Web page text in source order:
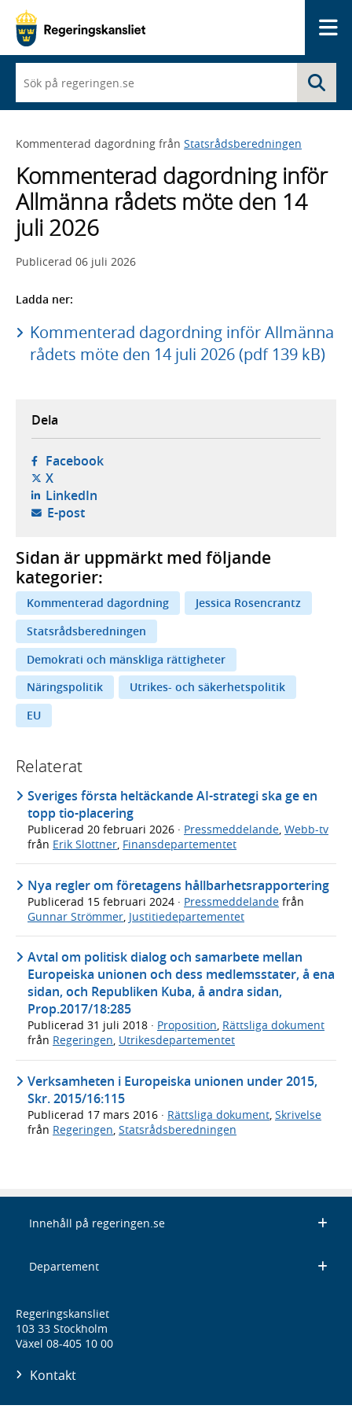
du
börjar
skriva
framträder
lista
med
sökförslag
Kommenterad dagordning från Statsrådsberedningen
Kommenterad dagordning inför
Allmänna rådets möte den 14
juli 2026
Publicerad 06 juli 2026
Ladda ner:
Kommenterad dagordning inför Allmänna
rådets möte den 14 juli 2026 (pdf 139 kB)
Dela
Facebook- öppnas i ny flik, extern webbplats,
X- öppnas i ny flik, extern webbplats,
LinkedIn- öppnas i ny flik, extern webbplats,
E-post- öppnar din e-postklient,
Sidan är uppmärkt med följande
kategorier:
Kommenterad dagordning
Jessica Rosencrantz
Statsrådsberedningen
Demokrati och mänskliga rättigheter
Näringspolitik
Utrikes- och säkerhetspolitik
EU
Relaterat
Sveriges första heltäckande AI-strategi ska ge en
topp tio-placering
Publicerad 20 februari 2026 · Pressmeddelande, Webb-tv
från Erik Slottner, Finansdepartementet
Nya regler om företagens hållbarhetsrapportering
Publicerad 15 februari 2024 · Pressmeddelande från
Gunnar Strömmer Justitiedepartementet
Avtal om politisk dialog och samarbete mellan
Europeiska unionen och dess medlemsstater, å ena
sidan, och Republiken Kuba, å andra sidan,
Prop.2017/18:285
Publicerad 31 juli 2018 · Proposition, Rättsliga dokument
från Regeringen, Utrikesdepartementet
Verksamheten i Europeiska unionen under 2015,
Skr. 2015/16:115
Publicerad 17 mars 2016 · Rättsliga dokument, Skrivelse
från Regeringen, Statsrådsberedningen
Innehåll på regeringen.se
Departement
Regeringskansliet
103 33 Stockholm
Växel 08-405 10 00
Kontakt